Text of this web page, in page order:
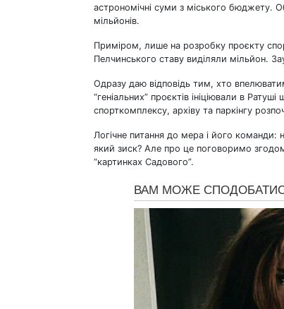
астрономічні суми з міського бюджету.
мільйонів.
Приміром, лише на розробку проєкту
Пелчинського ставу виділяли мільйон.
Одразу даю відповідь тим, хто
“геніальних” проєктів ініціювали в
спорткомплексу, архіву та паркінгу
Логічне питання до мера і його команди:
який зиск? Але про це поговоримо
“картинках Садового”.